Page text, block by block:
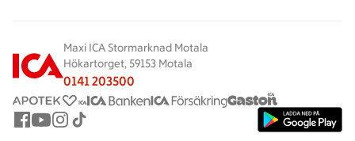
Maxi ICA Stormarknad Motala
Hökartorget, 59153 Motala
0141 203500